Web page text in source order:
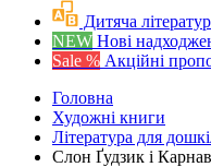
Дитяча
NEW Нові
Sale % Акційні
Головна
Художні книги
Література для
Слон Ґудзик і